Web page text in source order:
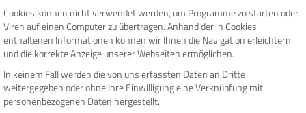
Cookies können nicht verwendet werden, um Programme zu starten oder
Viren auf einen Computer zu übertragen. Anhand der in Cookies
enthaltenen Informationen können wir Ihnen die Navigation erleichtern
und die korrekte Anzeige unserer Webseiten ermöglichen.
In keinem Fall werden die von uns erfassten Daten an Dritte
weitergegeben oder ohne Ihre Einwilligung eine Verknüpfung mit
personenbezogenen Daten hergestellt.